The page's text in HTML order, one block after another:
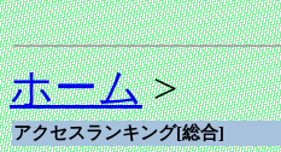
ホーム>
アクセスランキング[総合]